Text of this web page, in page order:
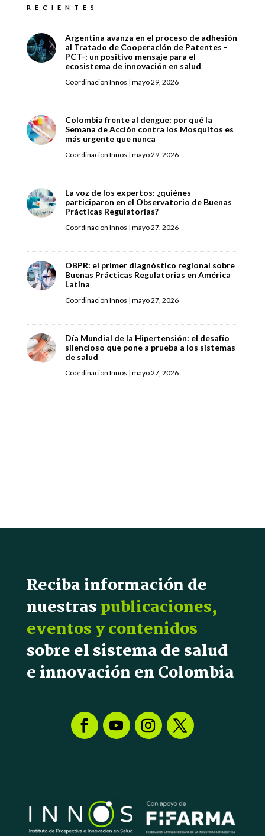
RECIENTES
Argentina avanza en el proceso de adhesión
al Tratado de Cooperación de Patentes -
PCT-: un positivo mensaje para el
ecosistema de innovación en salud
Coordinacion Innos | mayo 29, 2026
Colombia frente al dengue: por qué la
Semana de Acción contra los Mosquitos es
más urgente que nunca
Coordinacion Innos | mayo 29, 2026
La voz de los expertos: ¿quiénes
participaron en el Observatorio de Buenas
Prácticas Regulatorias?
Coordinacion Innos | mayo 27, 2026
OBPR: el primer diagnóstico regional sobre
Buenas Prácticas Regulatorias en América
Latina
Coordinacion Innos | mayo 27, 2026
Día Mundial de la Hipertensión: el desafío
silencioso que pone a prueba a los sistemas
de salud
Coordinacion Innos | mayo 27, 2026
Reciba información de
nuestraspublicaciones,
eventos y contenidos
sobre el sistema de salud
e innovación en Colombia